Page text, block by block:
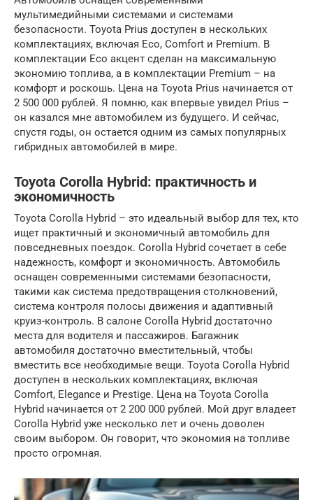
мультимедийными системами и системами
безопасности. Toyota Prius доступен в нескольких
комплектациях, включая Eco, Comfort и Premium. В
комплектации Eco акцент сделан на максимальную
экономию топлива, а в комплектации Premium – на
комфорт и роскошь. Цена на Toyota Prius начинается от
2 500 000 рублей. Я помню, как впервые увидел Prius –
он казался мне автомобилем из будущего. И сейчас,
спустя годы, он остается одним из самых популярных
гибридных автомобилей в мире.
Toyota Corolla Hybrid: практичность и
экономичность
Toyota Corolla Hybrid – это идеальный выбор для тех, кто
ищет практичный и экономичный автомобиль для
повседневных поездок. Corolla Hybrid сочетает в себе
надежность, комфорт и экономичность. Автомобиль
оснащен современными системами безопасности,
такими как система предотвращения столкновений,
система контроля полосы движения и адаптивный
круиз-контроль. В салоне Corolla Hybrid достаточно
места для водителя и пассажиров. Багажник
автомобиля достаточно вместительный, чтобы
вместить все необходимые вещи. Toyota Corolla Hybrid
доступен в нескольких комплектациях, включая
Comfort, Elegance и Prestige. Цена на Toyota Corolla
Hybrid начинается от 2 200 000 рублей. Мой друг владеет
Corolla Hybrid уже несколько лет и очень доволен
своим выбором. Он говорит, что экономия на топливе
просто огромная.